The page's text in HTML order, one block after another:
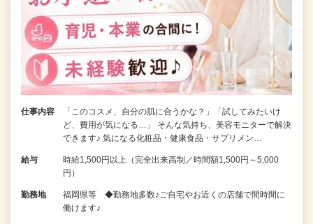
仕事内容
「このコスメ、自分の肌に合うかな？」「試してみたいけ
ど、費用が気になる…」 そんな気持ち、美容モニターで解決
できます♪ 気になる化粧品・健康食品・サプリメン…
給与
時給1,500円以上（完全出来高制／時間額1,500円～5,000
円）
勤務地
福岡県等 ◆勤務地多数♪ご自宅やお近くの店舗で間時間に
働けます♪